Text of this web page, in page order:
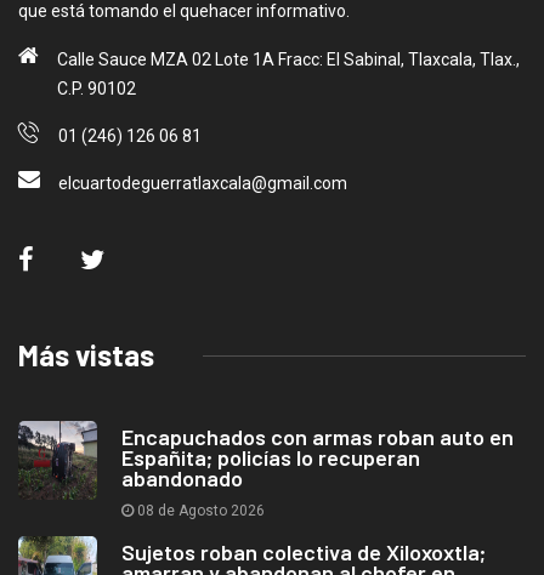
que está tomando el quehacer informativo.
Calle Sauce MZA 02 Lote 1A Fracc: El Sabinal, Tlaxcala, Tlax.,
C.P. 90102
01 (246) 126 06 81
elcuartodeguerratlaxcala@gmail.com
Más vistas
Encapuchados con armas roban auto en
Españita; policías lo recuperan
abandonado
08 de Agosto 2026
Sujetos roban colectiva de Xiloxoxtla;